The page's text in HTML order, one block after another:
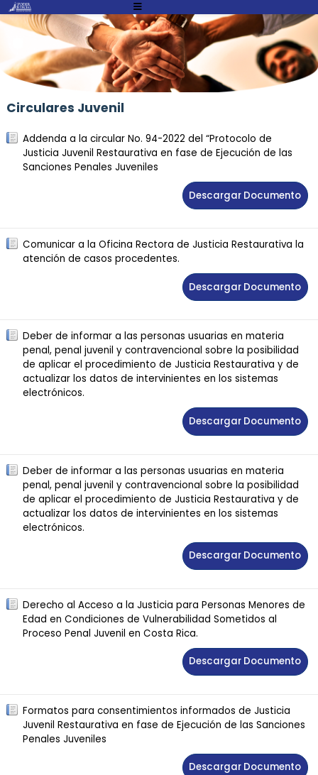
Atención:
Este
cuenta
con
sistema
de
accesibilidad.
Circulares Juvenil
Addenda a la circular No. 94-2022 del “Protocolo de
Justicia Juvenil Restaurativa en fase de Ejecución de las
Sanciones Penales Juveniles
Descargar Documento
Comunicar a la Oficina Rectora de Justicia Restaurativa la
atención de casos procedentes.
Descargar Documento
Deber de informar a las personas usuarias en materia
penal, penal juvenil y contravencional sobre la posibilidad
de aplicar el procedimiento de Justicia Restaurativa y de
actualizar los datos de intervinientes en los sistemas
electrónicos.
Descargar Documento
Deber de informar a las personas usuarias en materia
penal, penal juvenil y contravencional sobre la posibilidad
de aplicar el procedimiento de Justicia Restaurativa y de
actualizar los datos de intervinientes en los sistemas
electrónicos.
Descargar Documento
Derecho al Acceso a la Justicia para Personas Menores de
Edad en Condiciones de Vulnerabilidad Sometidos al
Proceso Penal Juvenil en Costa Rica.
Descargar Documento
Formatos para consentimientos informados de Justicia
Juvenil Restaurativa en fase de Ejecución de las Sanciones
Penales Juveniles
Descargar Documento